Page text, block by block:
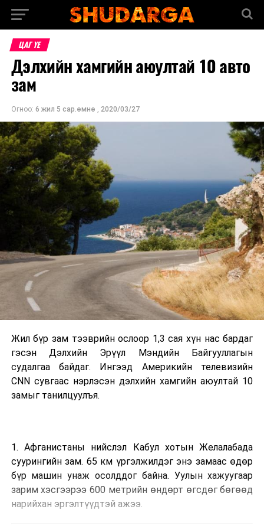
ЦАГ ҮЕ
Дэлхийн хамгийн аюултай 10 авто
зам
Огноо: 6 жил 5 сар.өмнө , 2020/03/27
Жил бүр зам тээврийн ослоор 1,3 сая хүн нас бардаг
гэсэн Дэлхийн Эрүүл Мэндийн Байгууллагын
судалгаа байдаг. Ингээд Америкийн телевизийн
CNN сувгаас нэрлэсэн дэлхийн хамгийн аюултай 10
замыг танилцуулъя.
1. Афганистаны нийслэл Кабул хотын Желалабада
суурингийн зам. 65 км үргэлжилдэг энэ замаас өдөр
бүр машин унаж осолддог байна. Уулын хажуугаар
зарим хэсгээрээ 600 метрийн өндөрт өгсдөг бөгөөд
нарийхан эргэлтүүдтэй ажээ.